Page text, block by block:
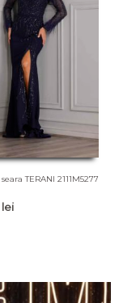
TERANI 2111M5277
lei